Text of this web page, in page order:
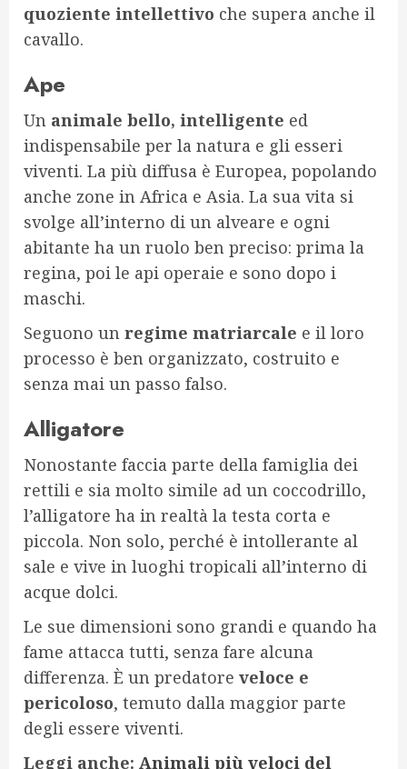
quoziente intellettivo che supera anche il
cavallo.
Ape
Un animale bello, intelligente ed
indispensabile per la natura e gli esseri
viventi. La più diffusa è Europea, popolando
anche zone in Africa e Asia. La sua vita si
svolge all’interno di un alveare e ogni
abitante ha un ruolo ben preciso: prima la
regina, poi le api operaie e sono dopo i
maschi.
Seguono un regime matriarcale e il loro
processo è ben organizzato, costruito e
senza mai un passo falso.
Alligatore
Nonostante faccia parte della famiglia dei
rettili e sia molto simile ad un coccodrillo,
l’alligatore ha in realtà la testa corta e
piccola. Non solo, perché è intollerante al
sale e vive in luoghi tropicali all’interno di
acque dolci.
Le sue dimensioni sono grandi e quando ha
fame attacca tutti, senza fare alcuna
differenza. È un predatore veloce e
pericoloso, temuto dalla maggior parte
degli essere viventi.
Leggi anche: Animali più veloci del